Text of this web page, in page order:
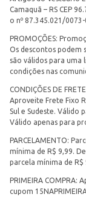
Camaquã – RS CEP
o nº 87.345.021/0073-
PROMOÇÕES:
Os descontos podem
são válidos para uma
condições nas
CONDIÇÕES DE
Aproveite Frete Fixo
Sul e Sudeste. Válido
Válido apenas para
PARCELAMENTO:
mínima de R$ 9,99.
parcela mínima de R$
PRIMEIRA COMPRA:
cupom